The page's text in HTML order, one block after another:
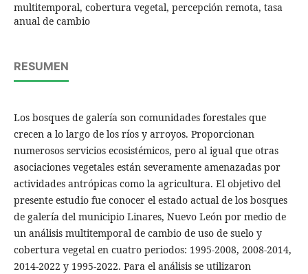
multitemporal, cobertura vegetal, percepción remota, tasa
anual de cambio
RESUMEN
Los bosques de galería son comunidades forestales que
crecen a lo largo de los ríos y arroyos. Proporcionan
numerosos servicios ecosistémicos, pero al igual que otras
asociaciones vegetales están severamente amenazadas por
actividades antrópicas como la agricultura. El objetivo del
presente estudio fue conocer el estado actual de los bosques
de galería del municipio Linares, Nuevo León por medio de
un análisis multitemporal de cambio de uso de suelo y
cobertura vegetal en cuatro periodos: 1995-2008, 2008-2014,
2014-2022 y 1995-2022. Para el análisis se utilizaron